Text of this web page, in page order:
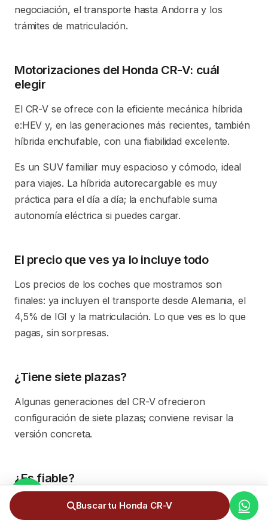
negociación, el transporte hasta Andorra y los
trámites de matriculación.
Motorizaciones del Honda CR-V: cuál
elegir
El CR-V se ofrece con la eficiente mecánica híbrida
e:HEV y, en las generaciones más recientes, también
híbrida enchufable, con una fiabilidad excelente.
Es un SUV familiar muy espacioso y cómodo, ideal
para viajes. La híbrida autorecargable es muy
práctica para el día a día; la enchufable suma
autonomía eléctrica si puedes cargar.
El precio que ves ya lo incluye todo
Los precios de los coches que mostramos son
finales: ya incluyen el transporte desde Alemania, el
4,5% de IGI y la matriculación. Lo que ves es lo que
pagas, sin sorpresas.
¿Tiene siete plazas?
Algunas generaciones del CR-V ofrecieron
configuración de siete plazas; conviene revisar la
versión concreta.
¿Es fiable?
Sí, el CR-V tiene una excelente reputación de
fiabilidad, en línea con la mecánica de Honda.
Buscar tu Honda CR-V